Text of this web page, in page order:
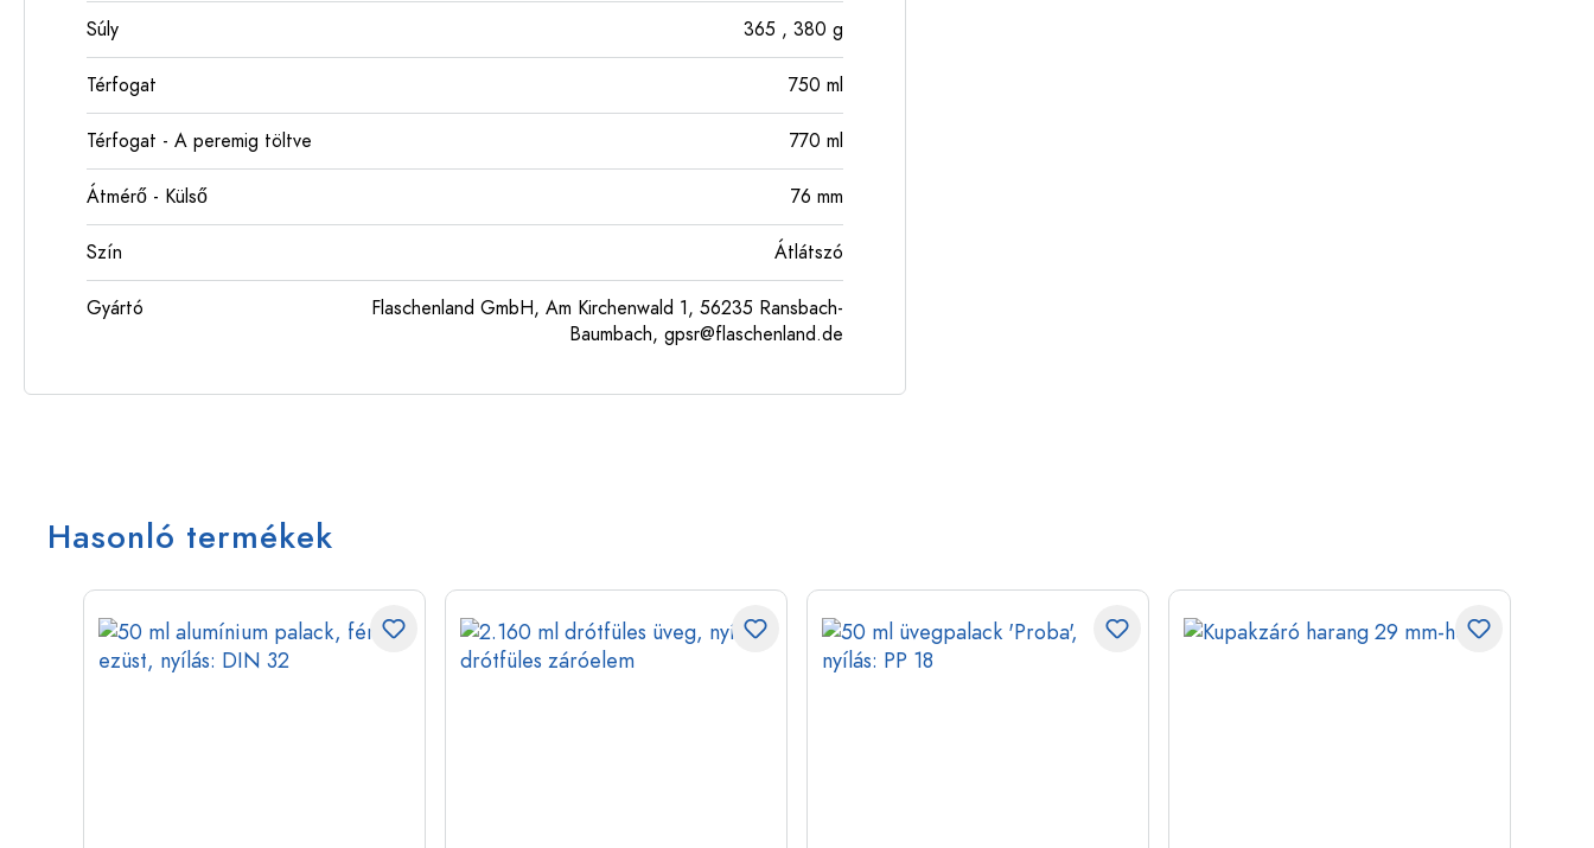
Súly 365 , 380 g
Térfogat 750 ml
Térfogat - A peremig töltve 770 ml
Átmérő - Külső 76 mm
Szín Átlátszó
Gyártó
Flaschenland GmbH, Am Kirchenwald 1, 56235 Ransbach-
Baumbach, gpsr@flaschenland.de
Hasonló termékek